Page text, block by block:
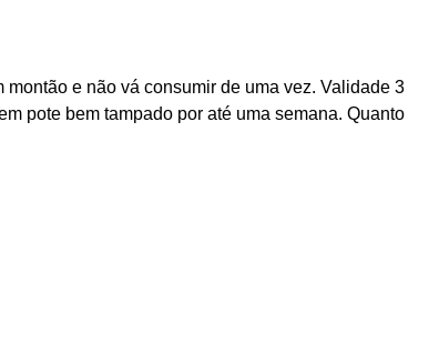
e não vá consumir de uma vez. Validade 3
pote bem tampado por até uma semana. Quanto